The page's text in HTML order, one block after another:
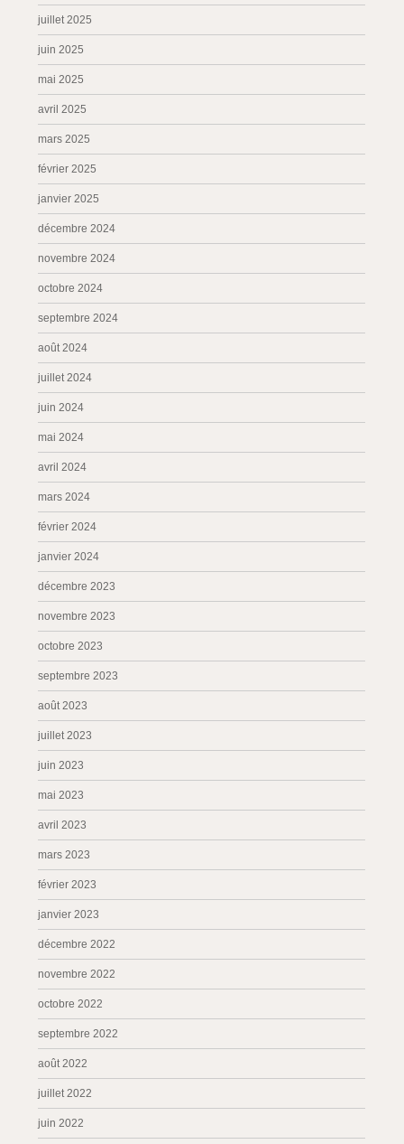
juillet 2025
juin 2025
mai 2025
avril 2025
mars 2025
février 2025
janvier 2025
décembre 2024
novembre 2024
octobre 2024
septembre 2024
août 2024
juillet 2024
juin 2024
mai 2024
avril 2024
mars 2024
février 2024
janvier 2024
décembre 2023
novembre 2023
octobre 2023
septembre 2023
août 2023
juillet 2023
juin 2023
mai 2023
avril 2023
mars 2023
février 2023
janvier 2023
décembre 2022
novembre 2022
octobre 2022
septembre 2022
août 2022
juillet 2022
juin 2022